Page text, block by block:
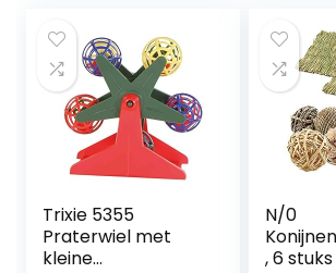
4 cm)
Trixie 5355
Praterwiel met
kleine
N/0
, 6